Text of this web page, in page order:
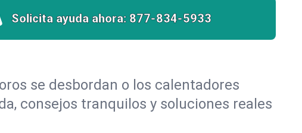
Solicita ayuda ahora: 877-834-5933
se desbordan o los calentadores
consejos tranquilos y soluciones reales